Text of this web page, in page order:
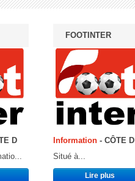
D
FOOTINTER
Information - CÔTE D
Situé à...
Lire plus